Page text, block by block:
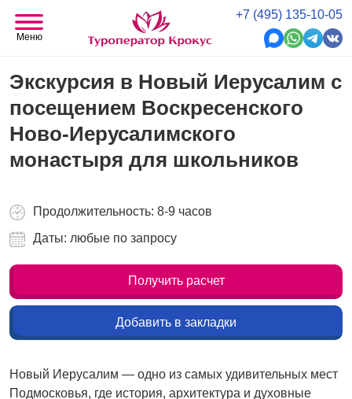
+7 (495) 135-10-05
Меню
Экскурсия в Новый Иерусалим с
посещением Воскресенского
Ново-Иерусалимского
монастыря для школьников
Продолжительность: 8-9 часов
Даты: любые по запросу
Получить расчет
Добавить в закладки
Новый Иерусалим — одно из самых удивительных мест
Подмосковья, где история, архитектура и духовные